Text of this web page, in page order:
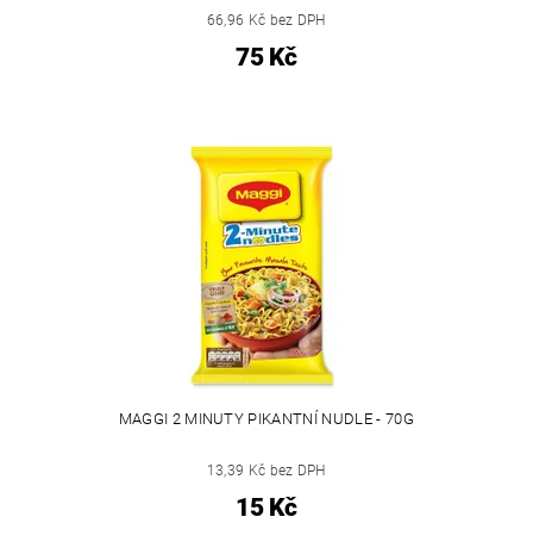
66,96 Kč bez DPH
75 Kč
MAGGI 2 MINUTY PIKANTNÍ NUDLE - 70G
13,39 Kč bez DPH
15 Kč